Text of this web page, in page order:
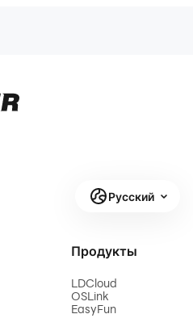
Русский
Продукты
LDCloud
OSLink
EasyFun